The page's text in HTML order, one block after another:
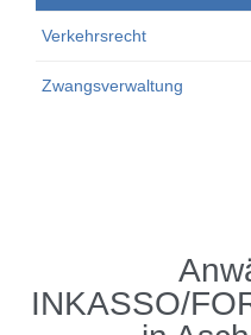
Verkehrsrecht
Zwangsverwaltung
INKASSO/